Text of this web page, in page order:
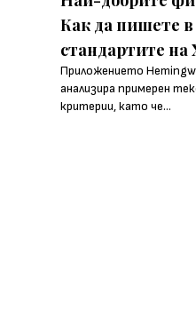
Как да пишете в
стандартите на
Приложението
анализира примерен
критерии, като че...